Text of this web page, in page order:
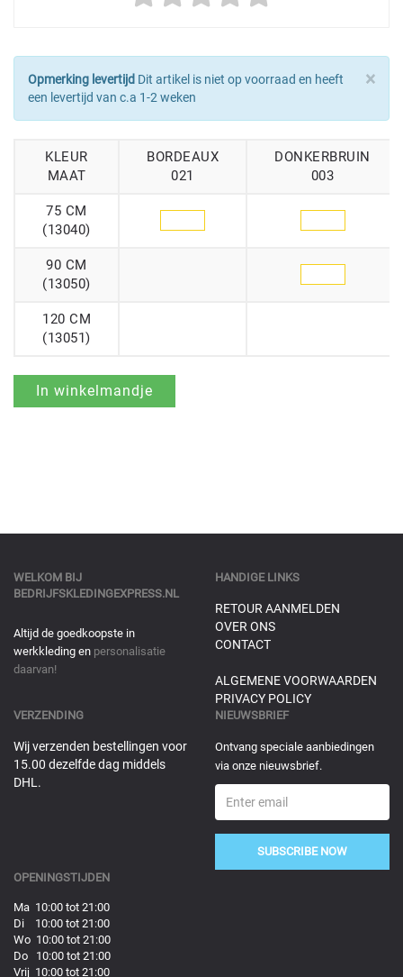
×
Opmerking levertijd Dit artikel is niet op voorraad en heeft
een levertijd van c.a 1-2 weken
KLEUR
MAAT
BORDEAUX
021
DONKERBRUIN
003
75 CM
(13040)
90 CM
(13050)
120 CM
(13051)
WELKOM BIJ
BEDRIJFSKLEDINGEXPRESS.NL
Altijd de goedkoopste in
werkkleding en personalisatie
daarvan!
HANDIGE LINKS
RETOUR AANMELDEN
OVER ONS
CONTACT
ALGEMENE VOORWAARDEN
PRIVACY POLICY
VERZENDING
Wij verzenden bestellingen voor
15.00 dezelfde dag middels
DHL.
NIEUWSBRIEF
Ontvang speciale aanbiedingen
via onze nieuwsbrief.
SUBSCRIBE NOW
OPENINGSTIJDEN
Ma 10:00 tot 21:00
Di 10:00 tot 21:00
Wo 10:00 tot 21:00
Do 10:00 tot 21:00
Vrij 10:00 tot 21:00